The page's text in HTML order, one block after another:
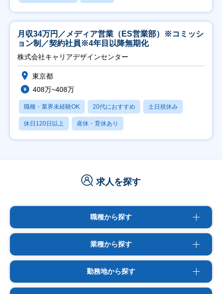
月収34万円／メディア営業（ES営業部）※コミッシ
ョン制／契約社員※4年目以降無期化
株式会社キャリアデザインセンター
東京都
408万~408万
職種・業界未経験OK 20代におすすめ 土日祝休み
休日120日以上 産休・育休あり
求人を探す
職種から探す
業種から探す
勤務地から探す